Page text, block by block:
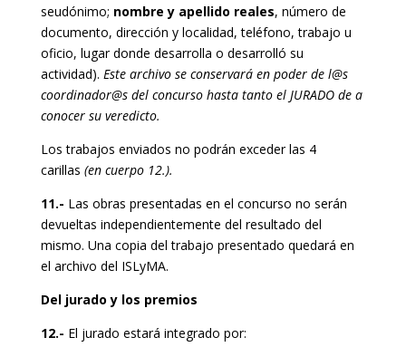
seudónimo; nombre y apellido reales, número de
documento, dirección y localidad, teléfono, trabajo u
oficio, lugar donde desarrolla o desarrolló su
actividad). Este archivo se conservará en poder de l@s
coordinador@s del concurso hasta tanto el JURADO de a
conocer su veredicto.
Los trabajos enviados no podrán exceder las 4
carillas (en cuerpo 12.).
11.- Las obras presentadas en el concurso no serán
devueltas independientemente del resultado del
mismo. Una copia del trabajo presentado quedará en
el archivo del ISLyMA.
Del jurado y los premios
12.- El jurado estará integrado por: